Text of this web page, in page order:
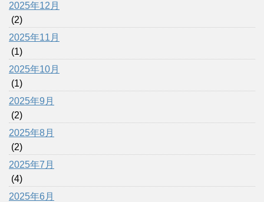
2025年12月
(2)
2025年11月
(1)
2025年10月
(1)
2025年9月
(2)
2025年8月
(2)
2025年7月
(4)
2025年6月